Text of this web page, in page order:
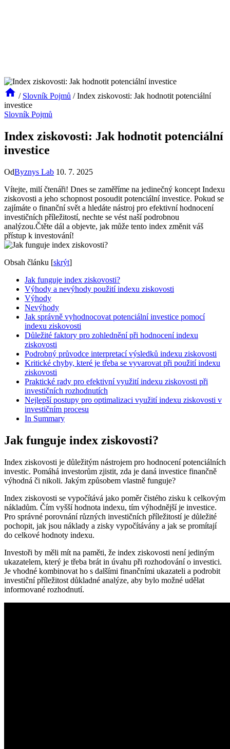
/ Slovník Pojmů / Index ziskovosti: Jak hodnotit potenciální
investice
Slovník Pojmů
Index ziskovosti: Jak hodnotit potenciální
investice
OdByznys Lab 10. 7. 2025
Vítejte, milí čtenáři! Dnes se zaměříme na jedinečný koncept Indexu
ziskovosti a jeho schopnost posoudit potenciální investice. Pokud se
zajímáte o finanční svět a hledáte nástroj pro efektivní hodnocení
investičních příležitostí, nechte se vést naší podrobnou
analýzou.Čtěte dál a objevte, jak může tento index změnit váš
přístup k investování!
Obsah článku [skrýt]
Jak funguje index ziskovosti?
Výhody a nevýhody použití indexu ziskovosti
Výhody
Nevýhody
Jak správně vyhodnocovat potenciální investice pomocí
indexu ziskovosti
Důležité faktory pro zohlednění při hodnocení indexu
ziskovosti
Podrobný průvodce interpretací výsledků indexu ziskovosti
Kritické chyby, které je třeba se vyvarovat při použití indexu
ziskovosti
Praktické rady pro efektivní využití indexu ziskovosti při
investičních rozhodnutích
Nejlepší postupy pro optimalizaci využití indexu ziskovosti v
investičním procesu
In Summary
Jak funguje index ziskovosti?
Index ziskovosti je důležitým nástrojem pro hodnocení potenciálních
investic. Pomáhá investorům zjistit, zda je daná investice finančně
výhodná či nikoli. Jakým způsobem vlastně funguje?
Index ziskovosti se vypočítává jako poměr čistého zisku k celkovým
nákladům. Čím vyšší hodnota indexu, tím výhodnější je investice.
Pro správné porovnání různých investičních příležitostí je důležité
pochopit, jak jsou náklady a zisky vypočítávány a jak se promítají
do celkové hodnoty indexu.
Investoři by měli mít na paměti, že index ziskovosti není jediným
ukazatelem, který je třeba brát in úvahu při rozhodování o investici.
Je vhodné kombinovat ho s dalšími finančními ukazateli a podrobit
investiční příležitost důkladné analýze, aby bylo možné udělat
informované rozhodnutí.